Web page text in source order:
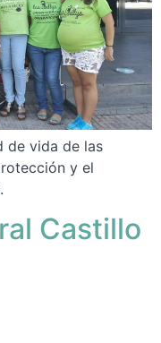
de vida de las
y el
Castillo